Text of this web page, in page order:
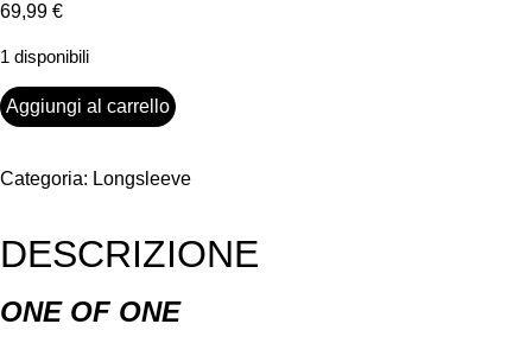
69,99 €
1 disponibili
Aggiungi al carrello
Categoria: Longsleeve
DESCRIZIONE
ONE OF ONE